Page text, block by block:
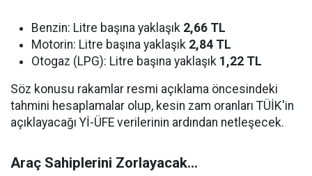
Benzin: Litre başına yaklaşık 2,66 TL
Motorin: Litre başına yaklaşık 2,84 TL
Otogaz (LPG): Litre başına yaklaşık 1,22 TL
Söz konusu rakamlar resmi açıklama öncesindeki
tahmini hesaplamalar olup, kesin zam oranları TÜİK'in
açıklayacağı Yİ-ÜFE verilerinin ardından netleşecek.
Araç Sahiplerini Zorlayacak...